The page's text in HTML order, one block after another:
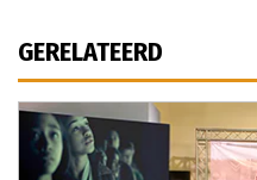
GERELATEERD